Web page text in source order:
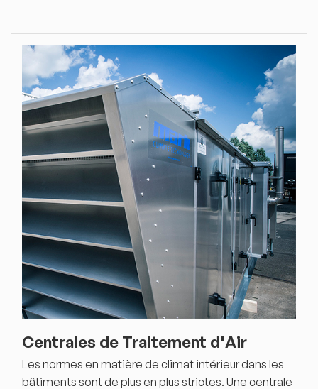
Centrales de Traitement d'Air
Les normes en matière de climat intérieur dans les
bâtiments sont de plus en plus strictes. Une centrale